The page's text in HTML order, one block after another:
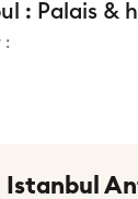
: Palais &
:
Istanbul